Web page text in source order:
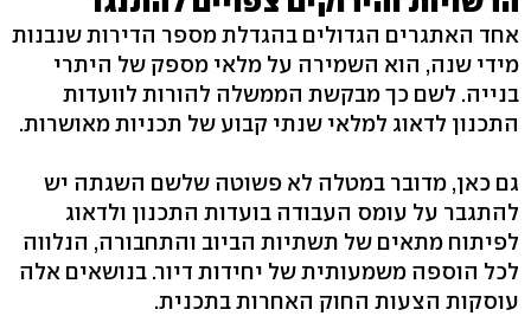
אחד האתגרים הגדולים בהגדלת מספר הדירות שנבנות
מידי שנה, הוא השמירה על מלאי מספק של היתרי
בנייה. לשם כך מבקשת הממשלה להורות לוועדות
התכנון לדאוג למלאי שנתי קבוע של תכניות מאושרות.
גם כאן, מדובר במטלה לא פשוטה שלשם השגתה יש
להתגבר על עומס העבודה בועדות התכנון ולדאוג
לפיתוח מתאים של תשתיות הביוב והתחבורה, הנלווה
לכל הוספה משמעותית של יחידות דיור. בנושאים אלה
עוסקות הצעות החוק האחרות בתכנית.